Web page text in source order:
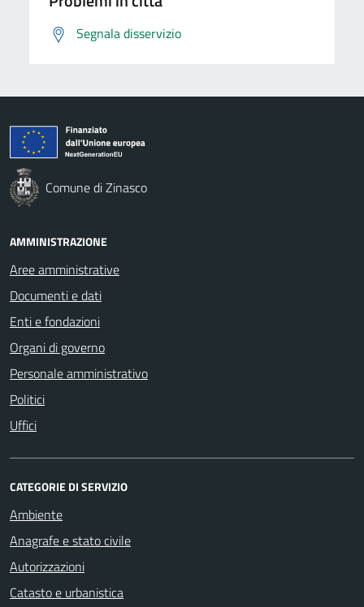
Segnala disservizio
Comune di Zinasco
AMMINISTRAZIONE
Aree amministrative
Documenti e dati
Enti e fondazioni
Organi di governo
Personale amministrativo
Politici
Uffici
CATEGORIE DI SERVIZIO
Ambiente
Anagrafe e stato civile
Autorizzazioni
Catasto e urbanistica